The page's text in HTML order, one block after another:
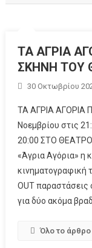
ΤΑ ΑΓΡΙΑ
ΣΚΗΝΗ ΤΟΥ
30 Οκτωβρίου
ΤΑ ΑΓΡΙΑ ΑΓΟΡΙΑ
Νοεμβρίου στις
20:00 ΣΤΟ ΘΕΑΤΡΟ
«Άγρια Αγόρια» η
κινηματογραφική
OUT παραστάσεις
για δύο ακόμα
Όλο το άρθρο